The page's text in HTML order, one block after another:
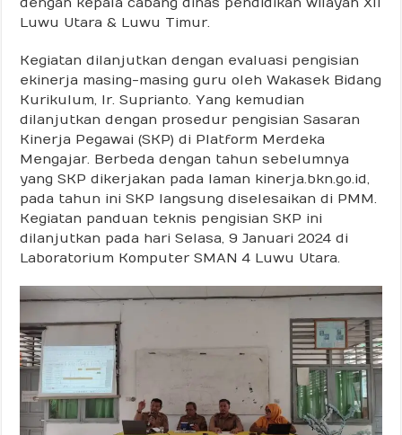
Luwu Utara & Luwu Timur.
Kegiatan dilanjutkan dengan evaluasi pengisian
ekinerja masing-masing guru oleh Wakasek Bidang
Kurikulum, Ir. Suprianto. Yang kemudian
dilanjutkan dengan prosedur pengisian Sasaran
Kinerja Pegawai (SKP) di Platform Merdeka
Mengajar. Berbeda dengan tahun sebelumnya
yang SKP dikerjakan pada laman kinerja.bkn.go.id,
pada tahun ini SKP langsung diselesaikan di PMM.
Kegiatan panduan teknis pengisian SKP ini
dilanjutkan pada hari Selasa, 9 Januari 2024 di
Laboratorium Komputer SMAN 4 Luwu Utara.